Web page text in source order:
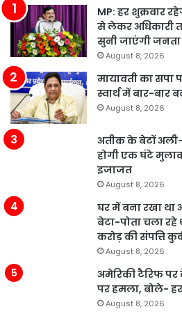
MP: हर शुक्रवार
से लेकर अधिकारी
सुनी जाएंगी
August 8, 2026
मायावती का सपा
स्वार्थ में बार-बार
August 8, 2026
अतीक के बेटों
होगी एक घंटे
इजाजत
August 8, 2026
घर में बना रखा था
बेटा-पोता चला रहे
करोड़ की संपत्ति
August 8, 2026
अमेरिकी टैरिफ पर
पर हमला, बोले-
August 8, 2026